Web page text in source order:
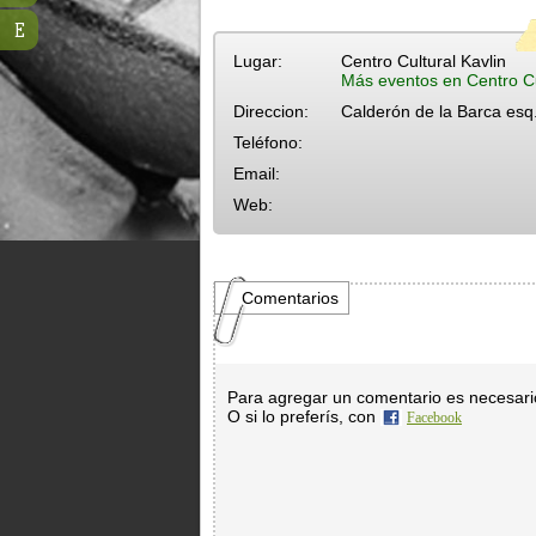
Lugar:
Centro Cultural Kavlin
Más eventos en Centro
Direccion:
Calderón de la Barca
Teléfono:
Email:
Web:
Comentarios
Para agregar un comentario es
O si lo preferís, con
Facebook
E